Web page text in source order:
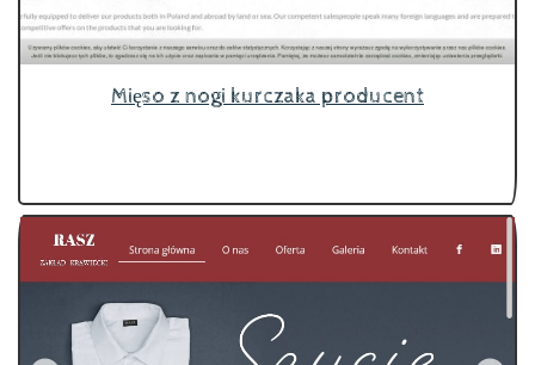
Mięso z nogi kurczaka producent